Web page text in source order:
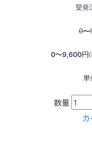
受発
0
0〜9,600円
単
数量